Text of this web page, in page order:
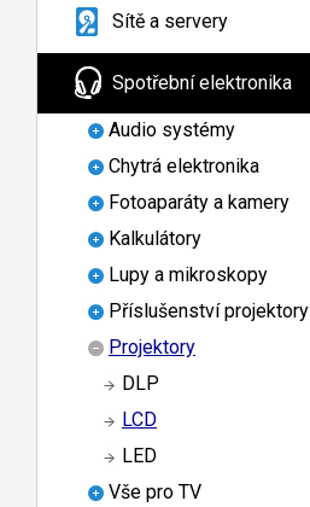
Sítě a servery
Spotřební elektronika
Audio systémy
Chytrá elektronika
Fotoaparáty a kamery
Kalkulátory
Lupy a mikroskopy
Příslušenství projektory
Projektory
DLP
LCD
LED
Vše pro TV